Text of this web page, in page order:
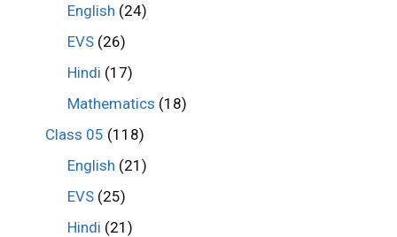
English (24)
EVS (26)
Hindi (17)
Mathematics (18)
Class 05 (118)
English (21)
EVS (25)
Hindi (21)